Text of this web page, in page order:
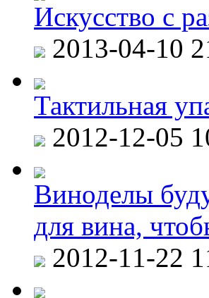
Искусство с
2013-04-10
Тактильная
2012-12-05
Виноделы
для вина,
2012-11-22